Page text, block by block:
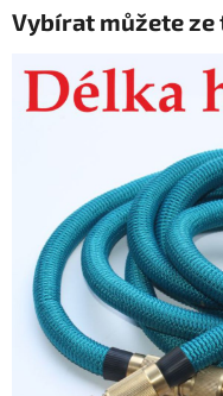
Vybírat můžete